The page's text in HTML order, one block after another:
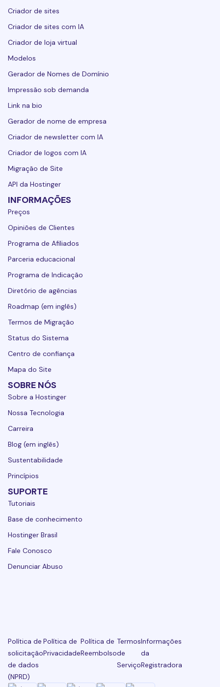
Criador de sites
Criador de sites com IA
Criador de loja virtual
Modelos
Gerador de Nomes de Domínio
Impressão sob demanda
Link na bio
Gerador de nome de empresa
Criador de newsletter com IA
Criador de logos com IA
Migração de Site
API da Hostinger
INFORMAÇÕES
Preços
Opiniões de Clientes
Programa de Afiliados
Parceria educacional
Programa de Indicação
Diretório de agências
Roadmap (em inglês)
Termos de Migração
Status do Sistema
Centro de confiança
Mapa do Site
SOBRE NÓS
Sobre a Hostinger
Nossa Tecnologia
Carreira
Blog (em inglês)
Sustentabilidade
Princípios
SUPORTE
Tutoriais
Base de conhecimento
Hostinger Brasil
Fale Conosco
Denunciar Abuso
Política de
solicitação
de dados
(NPRD)
Política de
Privacidade
Política de
Reembolso
Termos
de
Serviço
Informações
da
Registradora